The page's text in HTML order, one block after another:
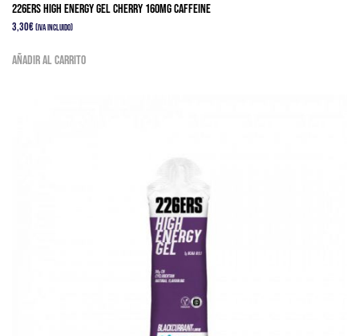
226ERS HIGH ENERGY GEL cherry 160mg caffeine
3,30€(IVA Incluido)
Añadir al carrito